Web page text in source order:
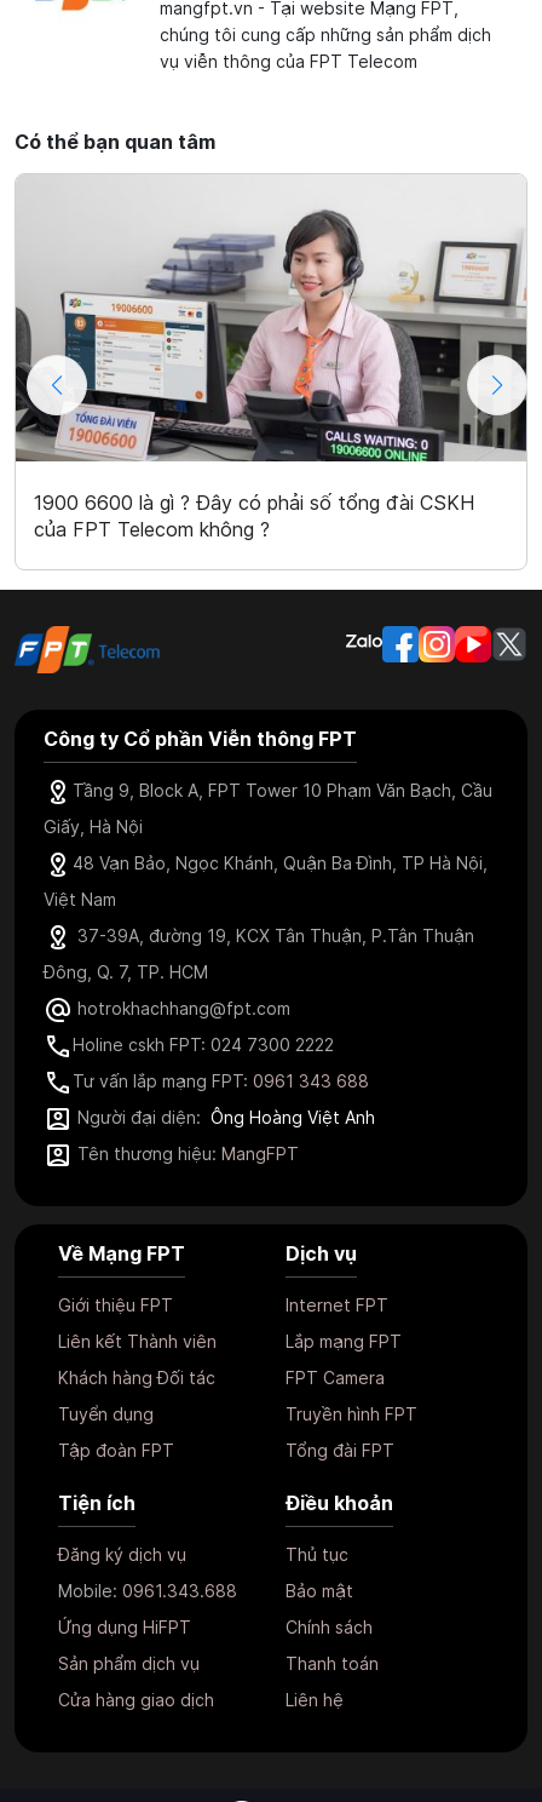
mangfpt.vn - Tại website Mạng FPT,
chúng tôi cung cấp những sản phẩm dịch
vụ viễn thông của FPT Telecom
Có thể bạn quan tâm
1900 6600 là gì ? Đây có phải số tổng đài CSKH
của FPT Telecom không ?
Công ty Cổ phần Viễn thông FPT
Tầng 9, Block A, FPT Tower 10 Phạm Văn Bạch, Cầu
Giấy, Hà Nội
48 Vạn Bảo, Ngọc Khánh, Quận Ba Đình, TP Hà Nội,
Việt Nam
37-39A, đường 19, KCX Tân Thuận, P.Tân Thuận
Đông, Q. 7, TP. HCM
hotrokhachhang@fpt.com
Holine cskh FPT: 024 7300 2222
Tư vấn lắp mạng FPT: 0961 343 688
Người đại diện: Ông Hoàng Việt Anh
Tên thương hiệu: MangFPT
Về Mạng FPT
Giới thiệu FPT
Liên kết Thành viên
Khách hàng Đối tác
Tuyển dụng
Tập đoàn FPT
Dịch vụ
Internet FPT
Lắp mạng FPT
FPT Camera
Truyền hình FPT
Tổng đài FPT
Tiện ích
Đăng ký dịch vụ
Mobile: 0961.343.688
Ứng dụng HiFPT
Sản phẩm dịch vụ
Cửa hàng giao dịch
Điều khoản
Thủ tục
Bảo mật
Chính sách
Thanh toán
Liên hệ